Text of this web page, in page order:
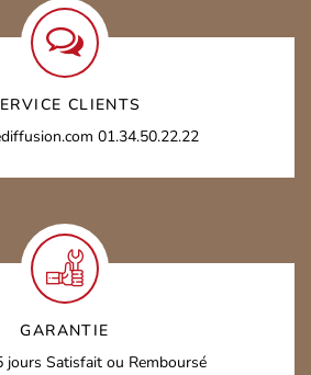
CLIENTS
01.34.50.22.22
GARANTIE
jours Satisfait ou Remboursé